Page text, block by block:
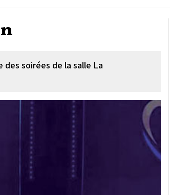
des soirées de la salle La